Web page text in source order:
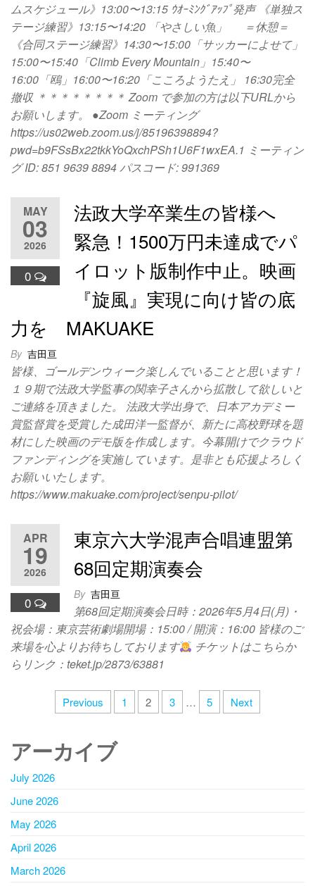
ムスケジュール》13:00〜13:15 ｳｵｰﾐﾝｸﾞｱｯﾌﾟ発声 《単独ス
テージ練習》13:15〜14:20 「やさしい魚」 ＝休憩＝
《合同ステージ練習》14:30〜15:00「サッカーによせて」
15:00〜15:40「Climb Every Mountain」15:40〜
16:00「鴎」16:00〜16:20「こころようたえ」 16:30完全
撤収 ＊＊＊＊＊＊＊＊ Zoom で参加の方は以下URLから
お願いします。 ●Zoom ミーティング
https://us02web.zoom.us/j/85196398894?
pwd=b9FSsBx22tkkYoQxchPSh1U6F1wxEA.1 ミーティン
グ ID: 851 9639 8894 パスコード: 991369
MAY
03
2026
0
法政大学卒業生の皆様へ
緊急！1500万円未達成でパ
イロット版制作中止。映画
『旋風』実現に向け皆の底
力を MAKUAKE
By 吉田亘
皆様、ゴールデンウィーク楽しんでいることと思います！
１９期で法政大学監事の関幸子さんから拡散して欲しいと
ご連絡を頂きました。 法政大学出身で、日本アカデミー
賞監督賞を受賞した成田洋一監督が、新たに高校野球を題
材にした映画のデモ版を作成します。今幕開けでクラウド
ファンディングを実施しています。是非とも応援よろしく
お願いいたします。
https://www.makuake.com/project/senpu-pilot/
APR
19
2026
0
東京六大学混声合唱連盟第
68回定期演奏会
By 吉田亘
第68回定期演奏会日時：2026年5月4日(月)・
祝会場：東京芸術劇場開場：15:00 / 開演：16:00 皆様のご
来場を心よりお待ちしております
チケットはこちらか
らリンク：teket.jp/2873/63881
PostsPrevious 1 2 3 … 5 Next
アーカイブ
July 2026
June 2026
May 2026
April 2026
March 2026